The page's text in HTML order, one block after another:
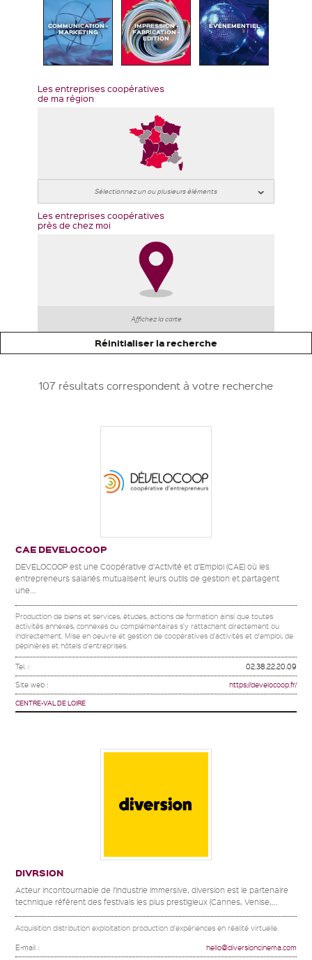
COMMUNICATION -
MARKETING
IMPRESSION -
FABRICATION -
EDITION
ÉVÉNEMENTIEL
Les entreprises coopératives
de ma région
Les entreprises coopératives
près de chez moi
Affichez la carte
Réinitialiser la recherche
107 résultats correspondent à votre recherche
CAE DEVELOCOOP
DEVELOCOOP est une Coopérative d’Activité et d’Emploi (CAE) où les
entrepreneurs salariés mutualisent leurs outils de gestion et partagent
une...
Production de biens et services, études, actions de formation ainsi que toutes
activités annexes, connexes ou complémentaires s'y rattachant directement ou
indirectement. Mise en oeuvre et gestion de coopératives d'activités et d'emploi, de
pépinières et hôtels d'entreprises.
Tel. : 02.38.22.20.09
Site web : https://develocoop.fr/
CENTRE-VAL DE LOIRE
DIVRSION
Acteur incontournable de l’industrie immersive, diversion est le partenaire
technique référent des festivals les plus prestigieux (Cannes, Venise,...
Acquisition distribution exploitation production d'expériences en réalité virtuelle.
E-mail : hello@diversioncinema.com